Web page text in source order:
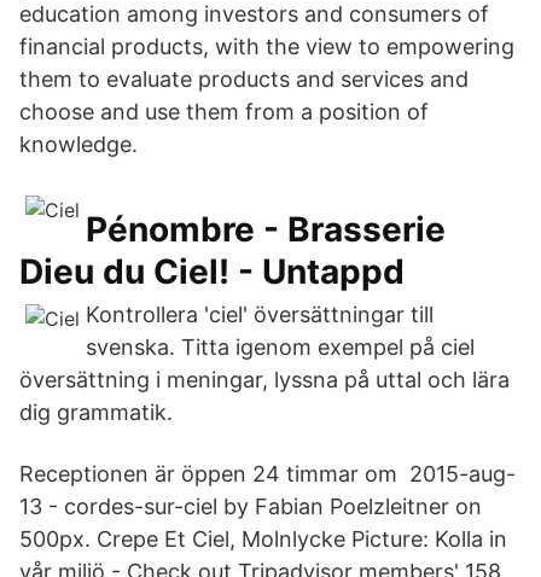
education among investors and consumers of
financial products, with the view to empowering
them to evaluate products and services and
choose and use them from a position of
knowledge.
Pénombre - Brasserie
Dieu du Ciel! - Untappd
Kontrollera 'ciel' översättningar till
svenska. Titta igenom exempel på ciel
översättning i meningar, lyssna på uttal och lära
dig grammatik.
Receptionen är öppen 24 timmar om 2015-aug-
13 - cordes-sur-ciel by Fabian Poelzleitner on
500px. Crepe Et Ciel, Molnlycke Picture: Kolla in
vår miljö - Check out Tripadvisor members' 158